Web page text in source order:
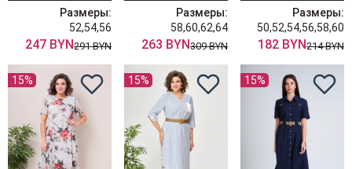
Размеры:
52,54,56
247 BYN291 BYN
Размеры:
58,60,62,64
263 BYN309 BYN
Размеры:
50,52,54,56,58,60
182 BYN214 BYN
15% 15% 15%